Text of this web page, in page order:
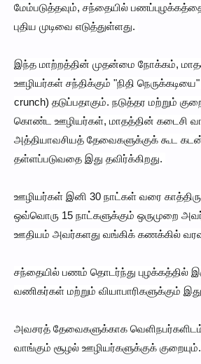
மேம்படுத்தவும், சந்தையில்
புதிய முடிவை எடுத்துள்ளது.
இந்த மாற்றத்தின் முதன்மை நோக்கம்,
ஊழியர்கள் சந்திக்கும் "நிதி
crunch) தடுப்பதாகும். நடுத்தர மற்றும்
கொண்ட ஊழியர்கள், மாதத்தின் கடைசி
அத்தியாவசியத் தேவைகளுக்குக் கூட
தள்ளப்படுவதை இது தவிர்க்கிறது.
ஊழியர்கள் இனி 30 நாட்கள் வரை
ஒவ்வொரு 15 நாட்களுக்கும் ஒருமுறை
ஊதியம் அவர்களது வங்கிக் கணக்கில்
சந்தையில் பணம் தொடர்ந்து புழக்கத்தில்
வணிகர்கள் மற்றும் வியாபாரிகளுக்கும்
அவசரத் தேவைகளுக்காக
வாங்கும் சூழல் ஊழியர்களுக்குக் குறையும்.